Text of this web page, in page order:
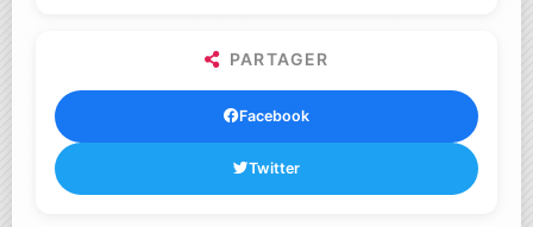
PARTAGER
Facebook
Twitter